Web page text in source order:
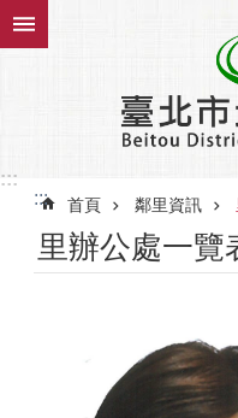
跳到主要內容區塊
:::
:::
首頁 鄰里資訊
里辦公處一覽